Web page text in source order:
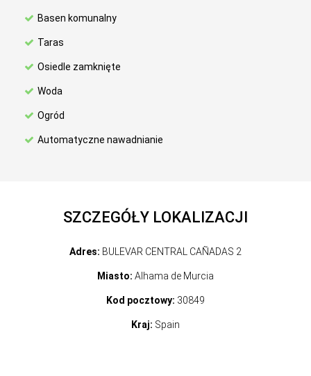
Basen komunalny
Taras
Osiedle zamknięte
Woda
Ogród
Automatyczne nawadnianie
SZCZEGÓŁY LOKALIZACJI
Adres: BULEVAR CENTRAL CAÑADAS 2
Miasto: Alhama de Murcia
Kod pocztowy: 30849
Kraj: Spain